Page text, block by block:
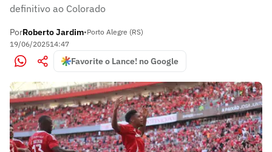
definitivo ao Colorado
PorRoberto Jardim•Porto Alegre (RS)
19/06/202514:47
Favorite o Lance! no Google